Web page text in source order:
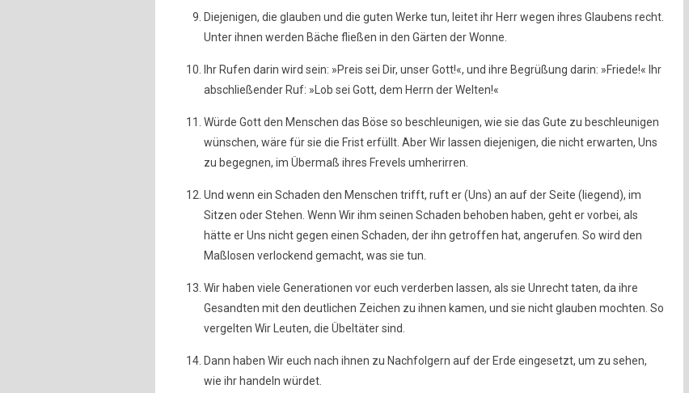
Diejenigen, die glauben und die guten Werke tun, leitet ihr Herr wegen ihres Glaubens recht.
Unter ihnen werden Bäche fließen in den Gärten der Wonne.
Ihr Rufen darin wird sein: »Preis sei Dir, unser Gott!«, und ihre Begrüßung darin: »Friede!« Ihr
abschließender Ruf: »Lob sei Gott, dem Herrn der Welten!«
Würde Gott den Menschen das Böse so beschleunigen, wie sie das Gute zu beschleunigen
wünschen, wäre für sie die Frist erfüllt. Aber Wir lassen diejenigen, die nicht erwarten, Uns
zu begegnen, im Übermaß ihres Frevels umherirren.
Und wenn ein Schaden den Menschen trifft, ruft er (Uns) an auf der Seite (liegend), im
Sitzen oder Stehen. Wenn Wir ihm seinen Schaden behoben haben, geht er vorbei, als
hätte er Uns nicht gegen einen Schaden, der ihn getroffen hat, angerufen. So wird den
Maßlosen verlockend gemacht, was sie tun.
Wir haben viele Generationen vor euch verderben lassen, als sie Unrecht taten, da ihre
Gesandten mit den deutlichen Zeichen zu ihnen kamen, und sie nicht glauben mochten. So
vergelten Wir Leuten, die Übeltäter sind.
Dann haben Wir euch nach ihnen zu Nachfolgern auf der Erde eingesetzt, um zu sehen,
wie ihr handeln würdet.